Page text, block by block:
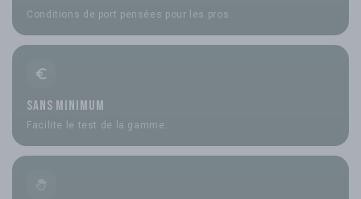
Conditions de port pensées pour les pros.
Sans minimum
Facilite le test de la gamme.